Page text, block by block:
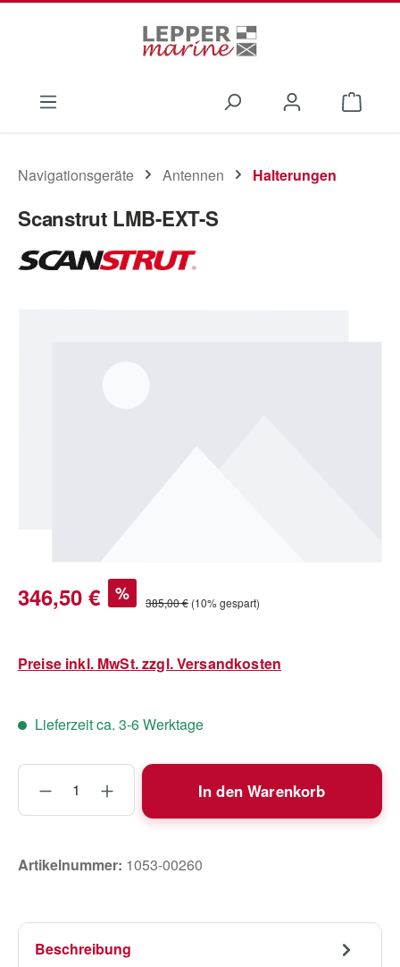
Navigationsgeräte Antennen Halterungen
Scanstrut LMB-EXT-S
Verkaufspreis:
346,50 € % Regulärer Preis:
385,00 € (10% gespart)
Preise inkl. MwSt. zzgl. Versandkosten
Lieferzeit ca. 3-6 Werktage
Produkt Anzahl: Gib den gewünschten
In den Warenkorb
Artikelnummer: 1053-00260
Beschreibung